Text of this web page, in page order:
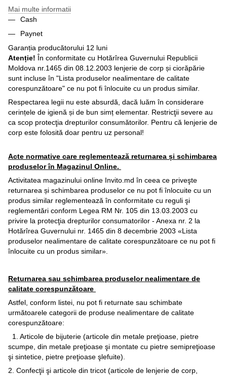
Mai multe informatii
Cash
Paynet
Garanția producătorului 12 luni
Atenție! În conformitate cu Hotărîrea Guvernului Republicii
Moldova nr.1465 din 08.12.2003 lenjerie de corp și ciorăpărie
sunt incluse în "Lista produselor nealimentare de calitate
corespunzătoare" ce nu pot fi înlocuite cu un produs similar.
Respectarea legii nu este absurdă, dacă luăm în considerare
cerințele de igienă și de bun simț elementar. Restricţii severe au
ca scop protecţia drepturilor consumătorilor. Pentru că lenjerie de
corp este folosită doar pentru uz personal!
Acte normative care reglementează returnarea și schimbarea
produselor în Magazinul Online.
Activitatea magazinului online Invito.md în ceea ce priveşte
returnarea și schimbarea produselor ce nu pot fi înlocuite cu un
produs similar reglementează în conformitate cu reguli şi
reglementări conform Legea RM Nr. 105 din 13.03.2003 cu
privire la protecţia drepturilor consumatorilor - Anexa nr. 2 la
Hotărîrea Guvernului nr. 1465 din 8 decembrie 2003 «Lista
produselor nealimentare de calitate corespunzătoare ce nu pot fi
înlocuite cu un produs similar».
Returnarea sau schimbarea produselor nealimentare de
calitate corespunzătoare
Astfel, conform listei, nu pot fi returnate sau schimbate
următoarele categorii de produse nealimentare de calitate
corespunzătoare:
1. Articole de bijuterie (articole din metale preţioase, pietre
scumpe, din metale preţioase şi montate cu pietre semipreţioase
şi sintetice, pietre preţioase şlefuite).
2. Confecţii şi articole din tricot (articole de lenjerie de corp,